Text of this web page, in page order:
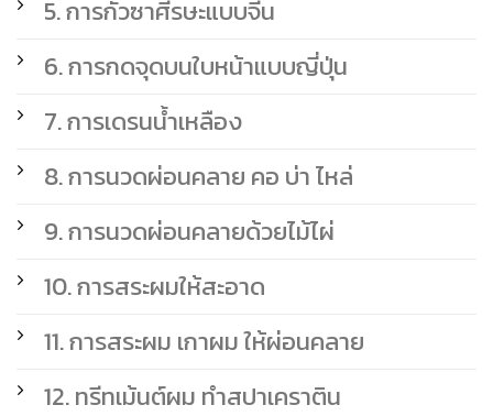
5. การกัวซาศีรษะแบบจีน
6. การกดจุดบนใบหน้าแบบญี่ปุ่น
7. การเดรนน้ำเหลือง
8. การนวดผ่อนคลาย คอ บ่า ไหล่
9. การนวดผ่อนคลายด้วยไม้ไผ่
10. การสระผมให้สะอาด
11. การสระผม เกาผม ให้ผ่อนคลาย
12. ทรีทเม้นต์ผม ทำสปาเคราติน